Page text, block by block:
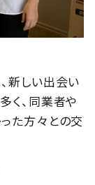
新しい出会い
く、同業者や
た方々との交